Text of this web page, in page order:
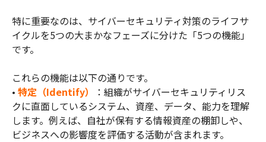
特に重要なのは、サイバーセキュリティ対策のライフサ
イクルを5つの大まかなフェーズに分けた「5つの機能」
です。
これらの機能は以下の通りです。
• 特定（Identify）
：組織がサイバーセキュリティリス
クに直面しているシステム、資産、データ、能力を理解
します。例えば、自社が保有する情報資産の棚卸しや、
ビジネスへの影響度を評価する活動が含まれます。